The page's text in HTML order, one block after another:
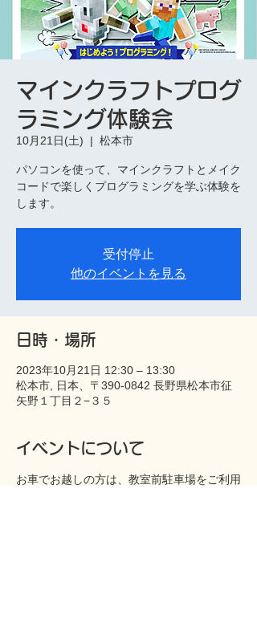
マインクラフトプログ
ラミング体験会
10月21日(土)
  |
松本市
パソコンを使って、マインクラフトとメイク
コードで楽しくプログラミングを学ぶ体験を
します。
受付停止
他のイベントを見る
日時・場所
2023年10月21日 12:30 – 13:30
松本市, 日本、〒390-0842 長野県松本市征
矢野１丁目２−３５
イベントについて
お車でお越しの方は、教室前駐車場をご利用